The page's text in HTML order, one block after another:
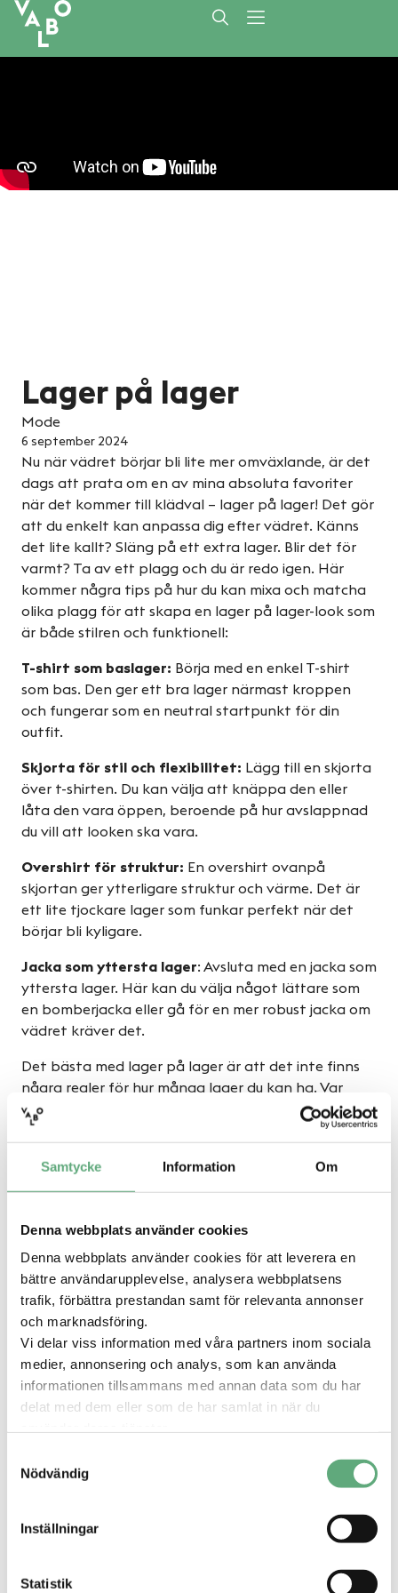
Samtycke Information Om
Denna webbplats använder cookies
Denna webbplats använder cookies för att leverera en
bättre användarupplevelse, analysera webbplatsens
trafik, förbättra prestandan samt för relevanta annonser
och marknadsföring.
Vi delar viss information med våra partners inom sociala
medier, annonsering och analys, som kan använda
informationen tillsammans med annan data som du har
delat med dem eller som de har samlat in när du
Nödvändig
Inställningar
Statistik
Lager på lager
Mode
6 september 2024
Nu när vädret börjar bli lite mer omväxlande, är det
dags att prata om en av mina absoluta favoriter
när det kommer till klädval – lager på lager! Det gör
att du enkelt kan anpassa dig efter vädret. Känns
det lite kallt? Släng på ett extra lager. Blir det för
varmt? Ta av ett plagg och du är redo igen. Här
kommer några tips på hur du kan mixa och matcha
olika plagg för att skapa en lager på lager-look som
är både stilren och funktionell:
T-shirt som baslager: Börja med en enkel T-shirt
som bas. Den ger ett bra lager närmast kroppen
och fungerar som en neutral startpunkt för din
outfit.
Skjorta för stil och flexibilitet: Lägg till en skjorta
över t-shirten. Du kan välja att knäppa den eller
låta den vara öppen, beroende på hur avslappnad
du vill att looken ska vara.
Overshirt för struktur: En overshirt ovanpå
skjortan ger ytterligare struktur och värme. Det är
ett lite tjockare lager som funkar perfekt när det
börjar bli kyligare.
Jacka som yttersta lager: Avsluta med en jacka som
yttersta lager. Här kan du välja något lättare som
en bomberjacka eller gå för en mer robust jacka om
vädret kräver det.
Det bästa med lager på lager är att det inte finns
några regler för hur många lager du kan ha. Var
kreativ! Lek med olika material, mönster och färger
för att skapa en look som är helt din egen.
din outfit ännu mer intressant. Så nästa gång du
funderar på vad du ska ha på dig när vädret är
Dela
Relaterade tips